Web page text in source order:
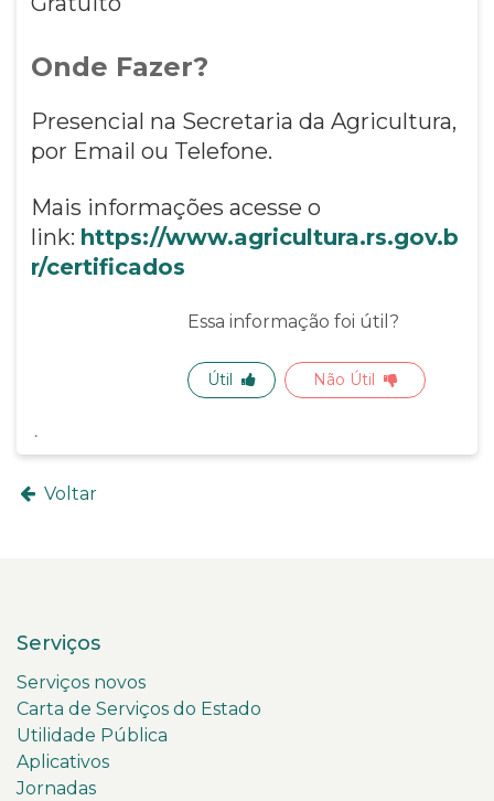
Onde Fazer?
Presencial na Secretaria da Agricultura,
por Email ou Telefone.
Mais informações acesse o
link: https://www.agricultura.rs.gov.b
r/certificados
Essa informação foi útil?
Útil Não Útil
Voltar
Serviços
Serviços novos
Carta de Serviços do Estado
Utilidade Pública
Aplicativos
Jornadas